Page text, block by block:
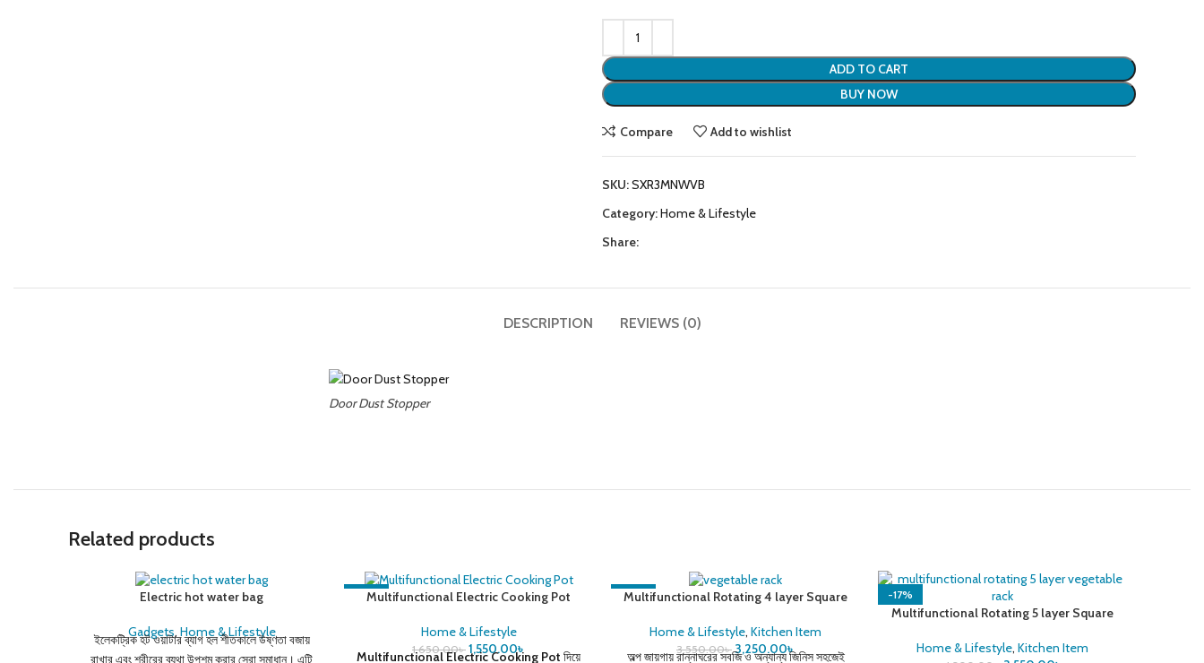
ADD TO CART
BUY NOW
Compare Add to wishlist
SKU:SXR3MNWVB
Category:Home & Lifestyle
Share:
DESCRIPTION REVIEWS (0)
Door Dust Stopper
Related products
Electric hot water bag
Gadgets, Home & Lifestyle
ইলেকট্রিক হট ওয়াটার ব্যাগ হল শীতকালে উষ্ণতা বজায়
রাখার এবং শরীরের ব্যথা উপশম করার সেরা সমাধান। এটি
-6%
Multifunctional Electric Cooking Pot
Home & Lifestyle
1,650.00৳ 1,550.00৳
Multifunctional Electric Cooking Pot দিয়ে
-8%
Multifunctional Rotating 4 layer Square
Home & Lifestyle, Kitchen Item
3,550.00৳ 3,250.00৳
অল্প জায়গায় রান্নাঘরের সবজি ও অন্যান্য জিনিস সহজেই
-17%
Multifunctional Rotating 5 layer Square
Home & Lifestyle, Kitchen Item